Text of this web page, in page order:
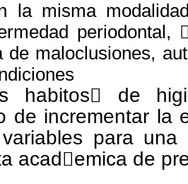
la misma
periodontal,
de maloclusiones,
habitos￿ de
de incrementar la
para una
acad￿emica de